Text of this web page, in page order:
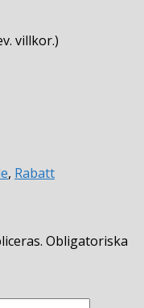
villkor.)
, Rabatt
Obligatoriska